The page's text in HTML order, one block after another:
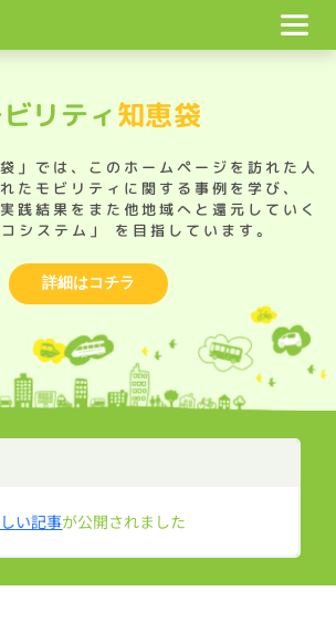
リティ知恵袋
」では、このホームページを訪れた人
たモビリティに関する事例を学び、
践結果をまた他地域へと還元していく
システム」 を目指しています。
詳細はコチラ
い記事が公開されました